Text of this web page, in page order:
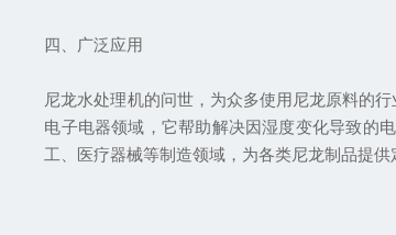
四、广泛应用
尼龙水处理机的问世，为众多使用尼龙原料的
电子电器领域，它帮助解决因湿度变化导致的
工、医疗器械等制造领域，为各类尼龙制品提供